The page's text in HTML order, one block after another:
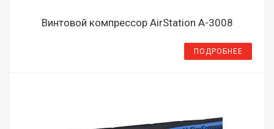
Винтовой компрессор AirStation A-3008
ПОДРОБНЕЕ